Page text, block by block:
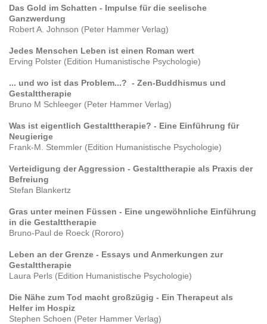
Das Gold im Schatten - Impulse für die seelische
Ganzwerdung
Robert A. Johnson (Peter Hammer Verlag)
Jedes Menschen Leben ist einen Roman wert
Erving Polster (Edition Humanistische Psychologie)
... und wo ist das Problem...? - Zen-Buddhismus und
Gestalttherapie
Bruno M Schleeger (Peter Hammer Verlag)
Was ist eigentlich Gestalttherapie? - Eine Einführung für
Neugierige
Frank-M. Stemmler (Edition Humanistische Psychologie)
Verteidigung der Aggression - Gestalttherapie als Praxis der
Befreiung
Stefan Blankertz
Gras unter meinen Füssen - Eine ungewöhnliche Einführung
in die Gestalttherapie
Bruno-Paul de Roeck (Rororo)
Leben an der Grenze - Essays und Anmerkungen zur
Gestalttherapie
Laura Perls (Edition Humanistische Psychologie)
Die Nähe zum Tod macht großzügig - Ein Therapeut als
Helfer im Hospiz
Stephen Schoen (Peter Hammer Verlag)